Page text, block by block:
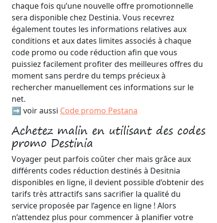
chaque fois qu’une nouvelle offre promotionnelle
sera disponible chez Destinia. Vous recevrez
également toutes les informations relatives aux
conditions et aux dates limites associés à chaque
code promo ou code réduction afin que vous
puissiez facilement profiter des meilleures offres du
moment sans perdre du temps précieux à
rechercher manuellement ces informations sur le
net.
➡️ voir aussi Code promo Pestana
Achetez malin en utilisant des codes
promo Destinia
Voyager peut parfois coûter cher mais grâce aux
différents codes réduction destinés à Desitnia
disponibles en ligne, il devient possible d’obtenir des
tarifs très attractifs sans sacrifier la qualité du
service proposée par l’agence en ligne ! Alors
n’attendez plus pour commencer à planifier votre